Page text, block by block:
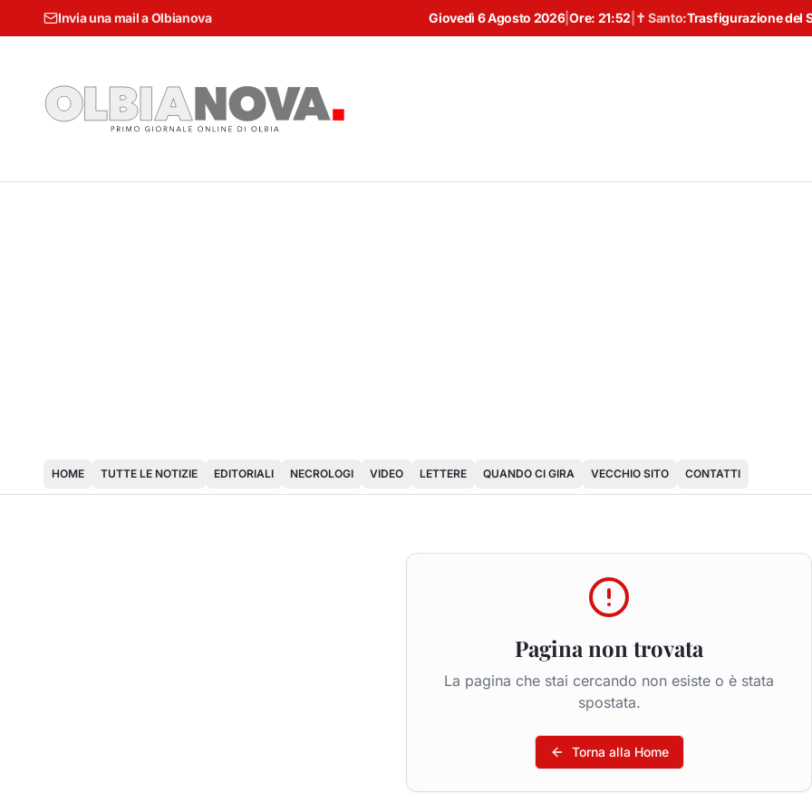
Invia una mail a Olbianova Giovedì 6 Agosto 2026 |Ore: 21:52 ✝ Santo:Trasfigurazione del
HOME TUTTE LE NOTIZIE EDITORIALI NECROLOGI VIDEO LETTERE QUANDO CI GIRA VECCHIO SITO CONTATTI
Pagina non trovata
La pagina che stai cercando non esiste o è stata
spostata.
Torna alla Home